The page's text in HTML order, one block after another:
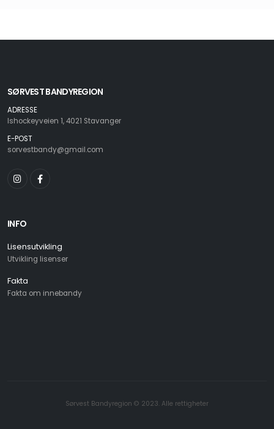
SØRVEST BANDYREGION
ADRESSE
Ishockeyveien 1, 4021 Stavanger
E-POST
sorvestbandy@gmail.com
INFO
Lisensutvikling
Utvikling lisenser
Fakta
Fakta om innebandy
Sørvest Bandyregion © 2023. Alle rettigheter